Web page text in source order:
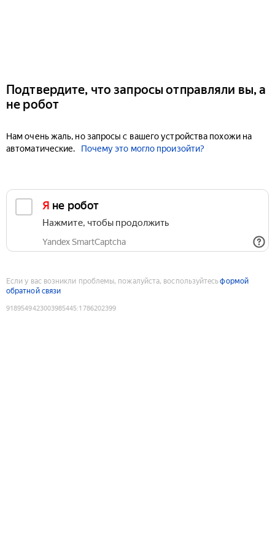
Подтвердите, что запросы отправляли вы, а
не робот
Нам очень жаль, но запросы с вашего устройства похожи на
автоматические.
Почему это могло произойти?
Я не робот
Нажмите, чтобы продолжить
Yandex SmartCaptcha
Если у вас возникли проблемы, пожалуйста, воспользуйтесьформой
обратной связи
9189549423003985445:1786202399